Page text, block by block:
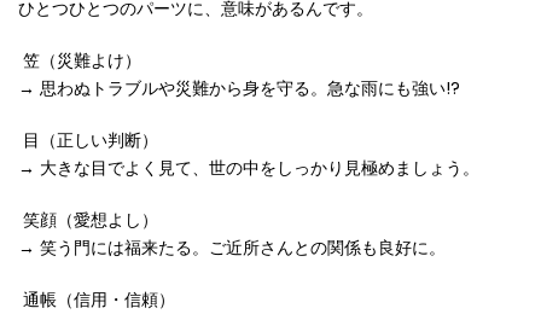
ひとつひとつのパーツに、意味があるんです。
笠（災難よけ）
→ 思わぬトラブルや災難から身を守る。急な雨にも強い!?
目（正しい判断）
→ 大きな目でよく見て、世の中をしっかり見極めましょう。
笑顔（愛想よし）
→ 笑う門には福来たる。ご近所さんとの関係も良好に。
通帳（信用・信頼）